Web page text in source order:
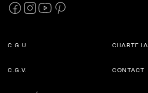
C.G.U.
C.G.V.
CHARTE IA
CONTACT